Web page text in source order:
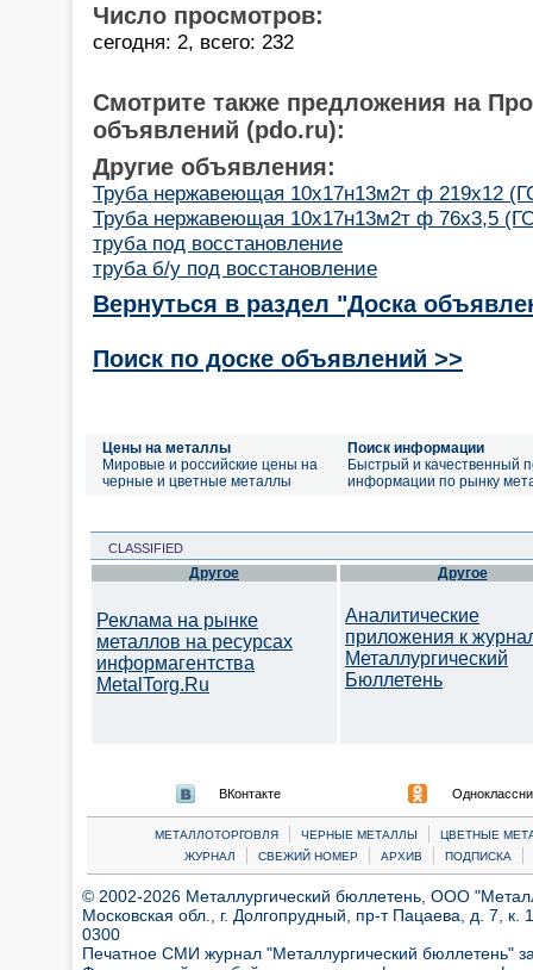
Число просмотров:
сегодня: 2, всего: 232
Смотрите также предложения на
объявлений (pdo.ru):
Другие объявления:
Труба нержавеющая 10х17н13м2т ф 219х12
Труба нержавеющая 10х17н13м2т ф 76х3,5
труба под восстановление
труба б/у под восстановление
Вернуться в раздел "Доска
Поиск по доске объявлений >>
Цены на металлы
Мировые и российские цены на
черные и цветные металлы
Поиск информации
Быстрый и качественный
информации по рынку
CLASSIFIED
Другое
Реклама на рынке
металлов на ресурсах
информагентства
MetalTorg.Ru
Другое
Аналитические
приложения к
Металлургический
Бюллетень
ВКонтакте
МЕТАЛЛОТОРГОВЛЯ | ЧЕРНЫЕ МЕТАЛЛЫ |
ЦВЕТНЫЕ
ЖУРНАЛ
| СВЕЖИЙ НОМЕР | АРХИВ | ПОДПИСКА |
© 2002-2026 Металлургический бюллетень, ООО
Московская обл., г. Долгопрудный, пр-т Пацаева, д. 7,
0300
Печатное СМИ журнал "Металлургический бюллетень"